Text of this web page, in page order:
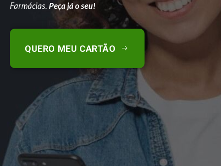
Farmácias.Peça já o seu!
QUERO MEU CARTÃO